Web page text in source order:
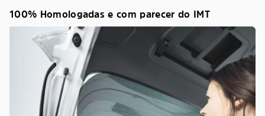
100% Homologadas e com parecer do IMT